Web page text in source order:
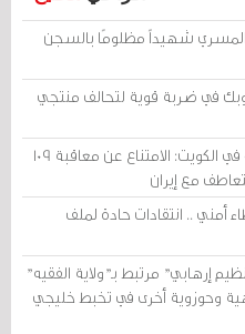
شهيداً مظلومًا بالسجن
في ضربة قوية لتحالف منتجي
محكمة «أمن الدولة» في الكويت: الامتناع عن معاقبة 109
أمني .. انتقادات حادة لملف
إرهابي" مرتبط بـ"ولاية الفقيه"
وحوزوية أخرى في تخبط خليجي